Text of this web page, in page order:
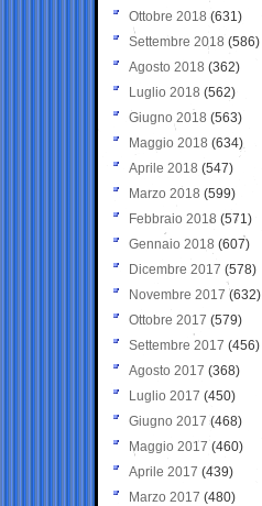
Ottobre 2018 (631)
Settembre 2018 (586)
Agosto 2018 (362)
Luglio 2018 (562)
Giugno 2018 (563)
Maggio 2018 (634)
Aprile 2018 (547)
Marzo 2018 (599)
Febbraio 2018 (571)
Gennaio 2018 (607)
Dicembre 2017 (578)
Novembre 2017 (632)
Ottobre 2017 (579)
Settembre 2017 (456)
Agosto 2017 (368)
Luglio 2017 (450)
Giugno 2017 (468)
Maggio 2017 (460)
Aprile 2017 (439)
Marzo 2017 (480)